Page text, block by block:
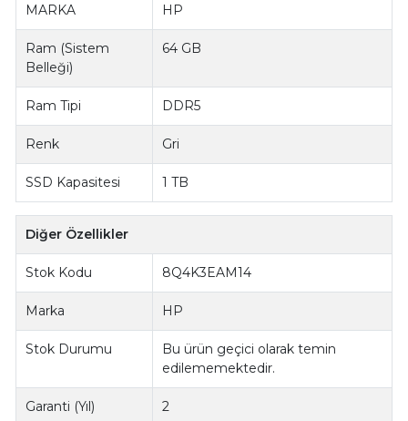
MARKA HP
Ram (Sistem
Belleği)
64 GB
Ram Tipi DDR5
Renk Gri
SSD Kapasitesi 1 TB
Diğer Özellikler
Stok Kodu 8Q4K3EAM14
Marka HP
Stok Durumu
Bu ürün geçici olarak temin
edilememektedir.
Garanti (Yıl) 2